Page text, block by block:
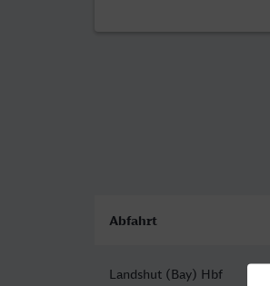
Abfahrt
Landshut (Bay) Hbf